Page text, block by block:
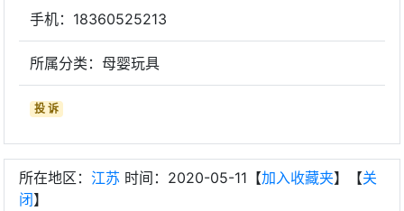
手机：18360525213
所属分类：母婴玩具
投 诉
所在地区： 江苏 时间：2020-05-11【加入收藏夹】【关
闭】